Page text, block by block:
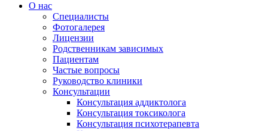
О нас
Специалисты
Фотогалерея
Лицензии
Родственникам зависимых
Пациентам
Частые вопросы
Руководство клиники
Консультации
Консультация аддиктолога
Консультация токсиколога
Консультация психотерапевта